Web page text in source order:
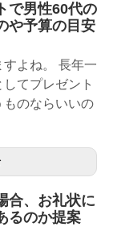
で男性60代の
や予算の目安
よね。 長年一
てプレゼント
ものならいいの
合、お礼状に
るのか提案